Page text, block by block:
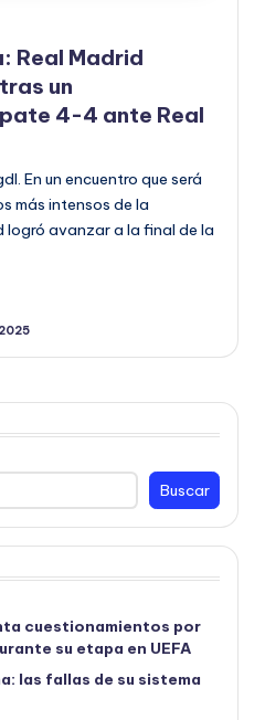
Real Madrid
un
4-4 ante Real
En un encuentro que será
más intensos de la
logró avanzar a la final de la
Buscar
cuestionamientos por
su etapa en UEFA
las fallas de su sistema